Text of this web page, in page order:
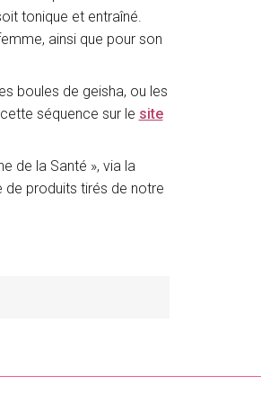
tonique et entraîné.
ainsi que pour son
boules de geisha, ou les
séquence sur le site
de la Santé », via la
de produits tirés de notre